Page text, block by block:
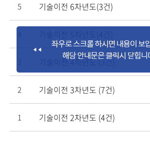
5 기술이전 6차년도(3건)
기술이전 5차년도(4건)
기술이전 4차년도 (3건)
2 기술이전 3차년도 (7건)
1 기술이전 2차년도 (4건)